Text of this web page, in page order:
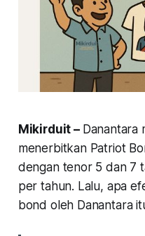
Mikirduit – Danantara
menerbitkan Patriot
dengan tenor 5 dan 7
per tahun. Lalu, apa
bond oleh Danantara